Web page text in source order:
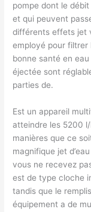
pompe dont le
et qui peuvent
différents effets jet
employé pour filtrer
bonne santé en
éjectée sont
parties de.
Est un appareil
atteindre les 5200
manières que ce
magnifique jet
vous ne recevez
est de type cloche
tandis que le
équipement a de